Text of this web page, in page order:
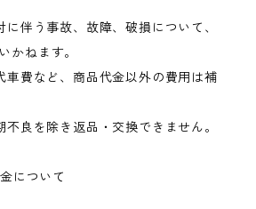
に伴う事故、故障、破損について、
かねます。
車費など、商品代金以外の費用は補
不良を除き返品・交換できません。
について